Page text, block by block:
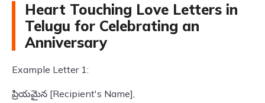
Heart Touching Love Letters in
Telugu for Celebrating an
Anniversary
Example Letter 1:
ప్రియమైన [Recipient's Name],